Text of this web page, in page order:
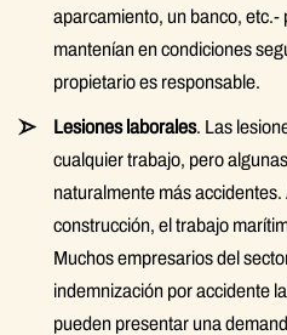
aparcamiento, un banco, etc.-
mantenían en condiciones
propietario es responsable.
Lesiones laborales. Las
cualquier trabajo, pero
naturalmente más
construcción, el trabajo
Muchos empresarios del
indemnización por accidente
pueden presentar una